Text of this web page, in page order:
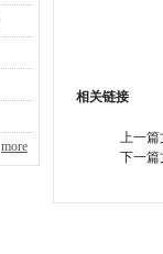
more
相关链接
上一
下一篇